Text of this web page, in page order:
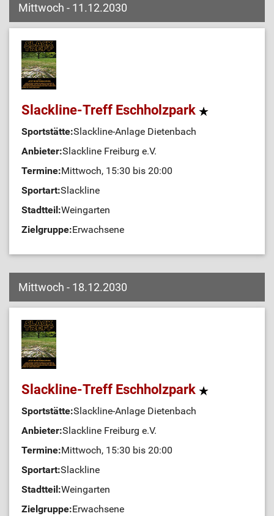
Mittwoch - 11.12.2030
Slackline-Treff Eschholzpark
Sportstätte:Slackline-Anlage Dietenbach
Anbieter:Slackline Freiburg e.V.
Termine:Mittwoch, 15:30 bis 20:00
Sportart:Slackline
Stadtteil:Weingarten
Zielgruppe:Erwachsene
Mittwoch - 18.12.2030
Slackline-Treff Eschholzpark
Sportstätte:Slackline-Anlage Dietenbach
Anbieter:Slackline Freiburg e.V.
Termine:Mittwoch, 15:30 bis 20:00
Sportart:Slackline
Stadtteil:Weingarten
Zielgruppe:Erwachsene